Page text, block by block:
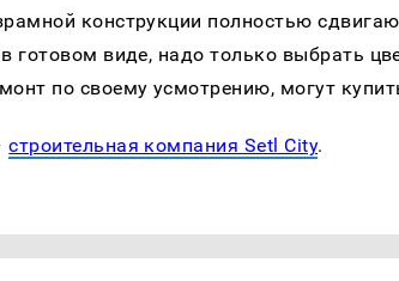
конструкции полностью
в готовом виде, надо только выбрать
по своему усмотрению, могут
строительная компания Setl City.